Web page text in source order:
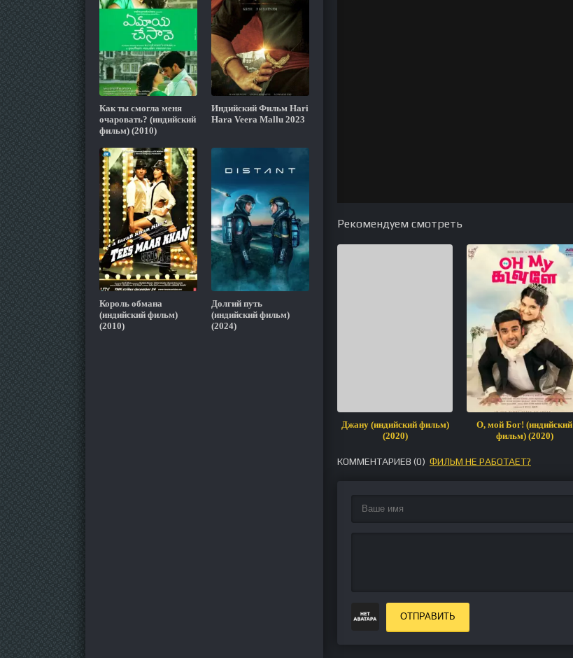
Рекомендуем смотреть
Джану (индийский фильм)
(2020)
О, мой Бог! (индийский
фильм) (2020)
КОММЕНТАРИЕВ (0) ФИЛЬМ НЕ РАБОТАЕТ?
ОТПРАВИТЬ
Как ты смогла меня
очаровать? (индийский
фильм) (2010)
Индийский Фильм Hari
Hara Veera Mallu 2023
Король обмана
(индийский фильм)
(2010)
Долгий путь
(индийский фильм)
(2024)